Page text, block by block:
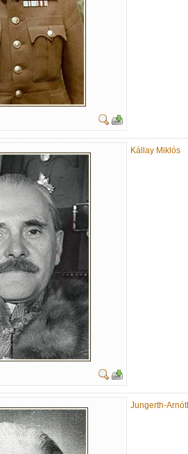
Kállay Miklós
Jungerth-